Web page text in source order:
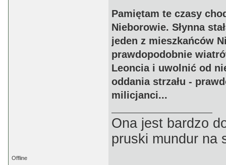
Pamiętam te czasy
Nieborowie. Słynna
jeden z mieszkańców
prawdopodobnie
Leoncia i uwolnić od
oddania strzału -
milicjanci...
Ona jest bardzo
pruski mundur na
Offline